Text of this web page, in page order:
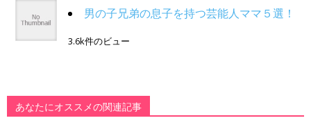
男の子兄弟の息子を持つ芸能人ママ５選！
3.6k件のビュー
あなたにオススメの関連記事